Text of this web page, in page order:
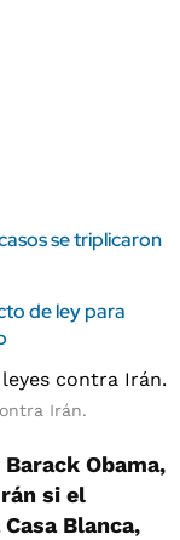
se triplicaron
de ley para
Irán.
Obama,
si el
Blanca,